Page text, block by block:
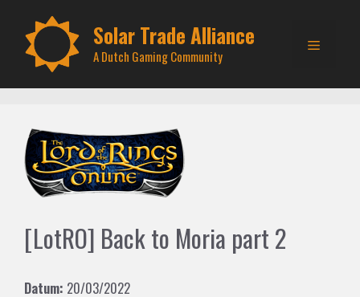
content
Solar Trade Alliance
A Dutch Gaming Community
Menu
[LotRO] Back to Moria part 2
Datum: 20/03/2022